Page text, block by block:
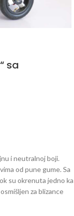
sa
i neutralnoj boji.
od pune gume. Sa
su okrenuta jedno ka
za blizance